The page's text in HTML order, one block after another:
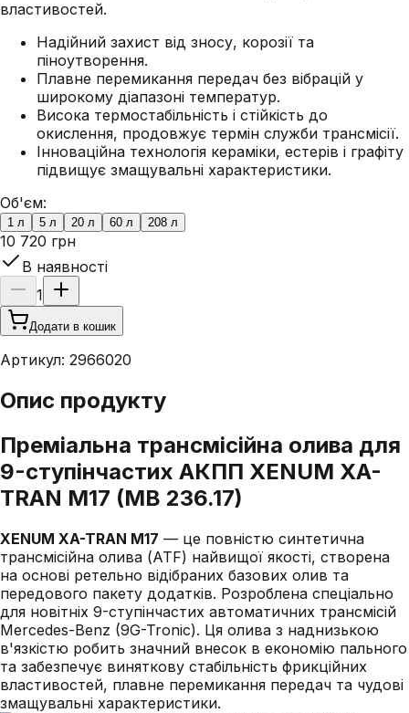
властивостей.
Надійний захист від зносу, корозії та
піноутворення.
Плавне перемикання передач без вібрацій у
широкому діапазоні температур.
Висока термостабільність і стійкість до
окислення, продовжує термін служби трансмісії.
Інноваційна технологія кераміки, естерів і графіту
підвищує змащувальні характеристики.
Об'єм:
1 л 5 л 20 л 60 л 208 л
10 720 грн
В наявності
1
Додати в кошик
Артикул: 2966020
Опис продукту
Преміальна трансмісійна олива для
9-ступінчастих АКПП XENUM XA-
TRAN M17 (MB 236.17)
XENUM XA-TRAN M17 — це повністю синтетична
трансмісійна олива (ATF) найвищої якості, створена
на основі ретельно відібраних базових олив та
передового пакету додатків. Розроблена спеціально
для новітніх 9-ступінчастих автоматичних трансмісій
Mercedes-Benz (9G-Tronic). Ця олива з наднизькою
в'язкістю робить значний внесок в економію пального
та забезпечує виняткову стабільність фрикційних
властивостей, плавне перемикання передач та чудові
змащувальні характеристики.